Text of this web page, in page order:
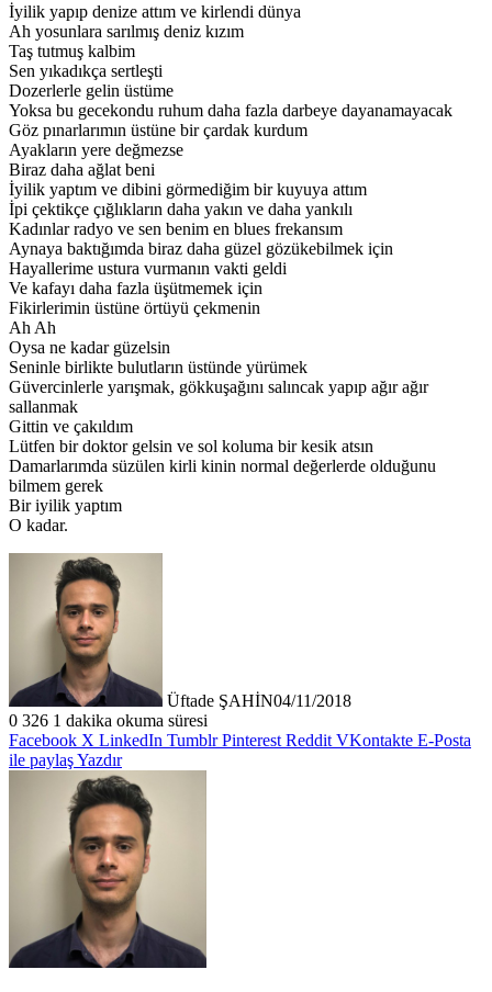
İyilik yapıp denize attım ve kirlendi dünya
Ah yosunlara sarılmış deniz kızım
Taş tutmuş kalbim
Sen yıkadıkça sertleşti
Dozerlerle gelin üstüme
Yoksa bu gecekondu ruhum daha fazla darbeye dayanamayacak
Göz pınarlarımın üstüne bir çardak kurdum
Ayakların yere değmezse
Biraz daha ağlat beni
İyilik yaptım ve dibini görmediğim bir kuyuya attım
İpi çektikçe çığlıkların daha yakın ve daha yankılı
Kadınlar radyo ve sen benim en blues frekansım
Aynaya baktığımda biraz daha güzel gözükebilmek için
Hayallerime ustura vurmanın vakti geldi
Ve kafayı daha fazla üşütmemek için
Fikirlerimin üstüne örtüyü çekmenin
Ah Ah
Oysa ne kadar güzelsin
Seninle birlikte bulutların üstünde yürümek
Güvercinlerle yarışmak, gökkuşağını salıncak yapıp ağır ağır
sallanmak
Gittin ve çakıldım
Lütfen bir doktor gelsin ve sol koluma bir kesik atsın
Damarlarımda süzülen kirli kinin normal değerlerde olduğunu
bilmem gerek
Bir iyilik yaptım
O kadar.
Üftade ŞAHİN04/11/2018
0 326 1 dakika okuma süresi
Facebook X LinkedIn Tumblr Pinterest Reddit VKontakte E-Posta
ile paylaşYazdır